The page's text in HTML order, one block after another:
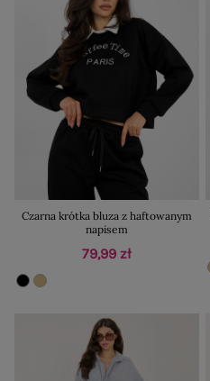
Czarna krótka bluza z haftowanym
napisem
79,99 zł